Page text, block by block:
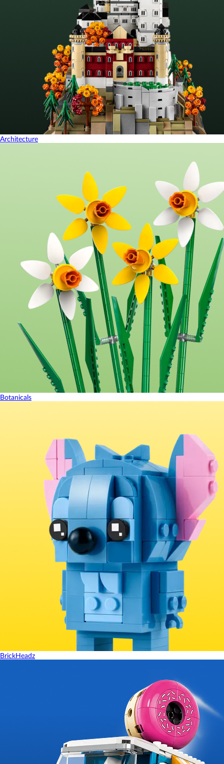
Architecture
Botanicals
BrickHeadz